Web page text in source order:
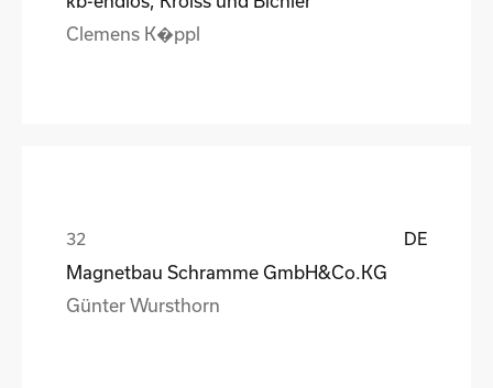
Clemens K�ppl
DE
Magnetbau Schramme GmbH&Co.KG
Günter Wursthorn